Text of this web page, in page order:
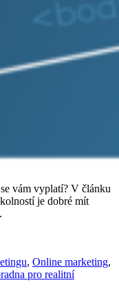
vám vyplatí? V článku
je dobré mít
, Online marketing,
pro realitní